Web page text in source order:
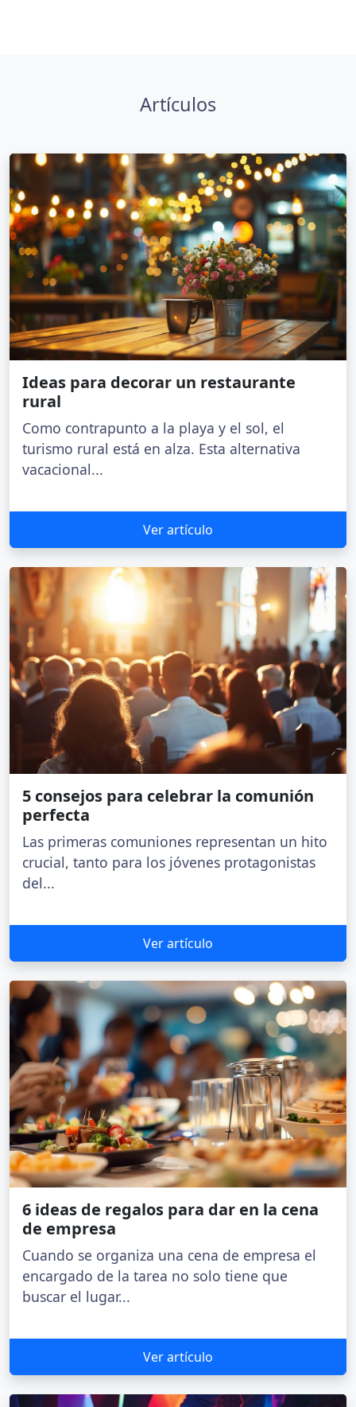
Artículos
Ideas para decorar un restaurante
rural
Como contrapunto a la playa y el sol, el
turismo rural está en alza. Esta alternativa
vacacional...
Ver artículo
5 consejos para celebrar la comunión
perfecta
Las primeras comuniones representan un hito
crucial, tanto para los jóvenes protagonistas
del...
Ver artículo
6 ideas de regalos para dar en la cena
de empresa
Cuando se organiza una cena de empresa el
encargado de la tarea no solo tiene que
buscar el lugar...
Ver artículo